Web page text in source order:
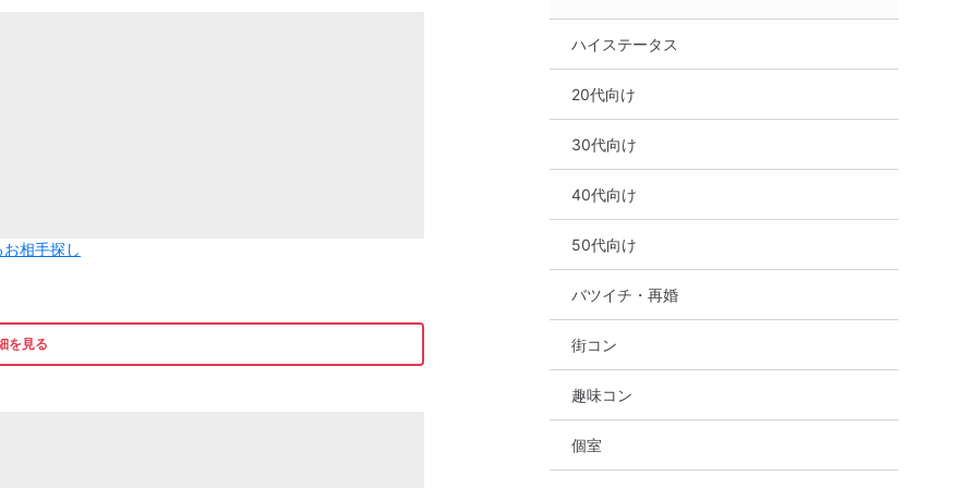
相手探し
を見る
ハイステータス
20代向け
30代向け
40代向け
50代向け
バツイチ・再婚
街コン
趣味コン
個室